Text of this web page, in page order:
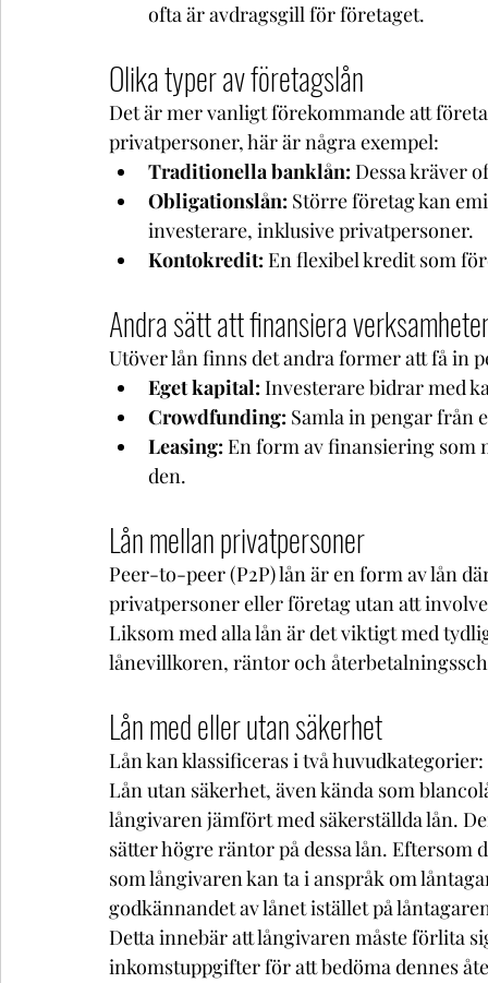
ofta är avdragsgill för företaget.
Olika typer av företagslån
Det är mer vanligt förekommande att
privatpersoner, här är några exempel:
Traditionella banklån: Dessa kräver
Obligationslån: Större företag kan
investerare, inklusive privatpersoner.
Kontokredit: En flexibel kredit som
Andra sätt att finansiera
Utöver lån finns det andra former att få in
Eget kapital: Investerare bidrar med
Crowdfunding: Samla in pengar från
Leasing: En form av finansiering som
den.
Lån mellan privatpersoner
Peer-to-peer (P2P) lån är en form av lån
privatpersoner eller företag utan att
Liksom med alla lån är det viktigt med
lånevillkoren, räntor och
Lån med eller utan säkerhet
Lån kan klassificeras i två
Lån utan säkerhet, även kända som
långivaren jämfört med säkerställda lån.
sätter högre räntor på dessa lån.
som långivaren kan ta i anspråk om
godkännandet av lånet istället på
Detta innebär att långivaren måste förlita
inkomstuppgifter för att bedöma dennes